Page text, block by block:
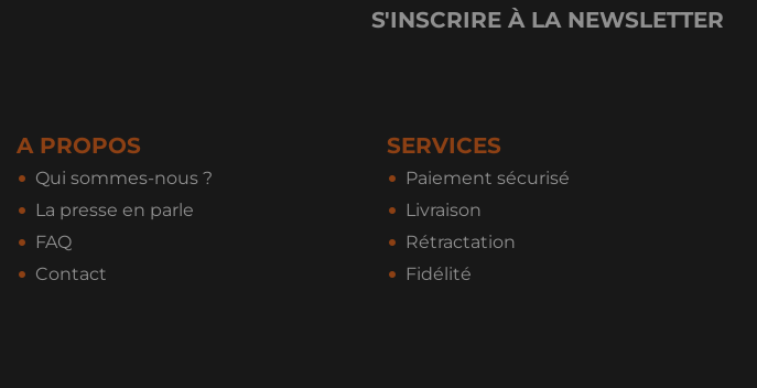
S'INSCRIRE À LA NEWSLETTER
A PROPOS
Qui sommes-nous ?
La presse en parle
FAQ
Contact
SERVICES
Paiement sécurisé
Livraison
Rétractation
Fidélité